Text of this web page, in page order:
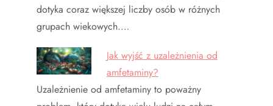
dotyka coraz większej liczby osób w różnych
grupach wiekowych.…
Jak wyjść z uzależnienia od
amfetaminy?
Uzależnienie od amfetaminy to poważny